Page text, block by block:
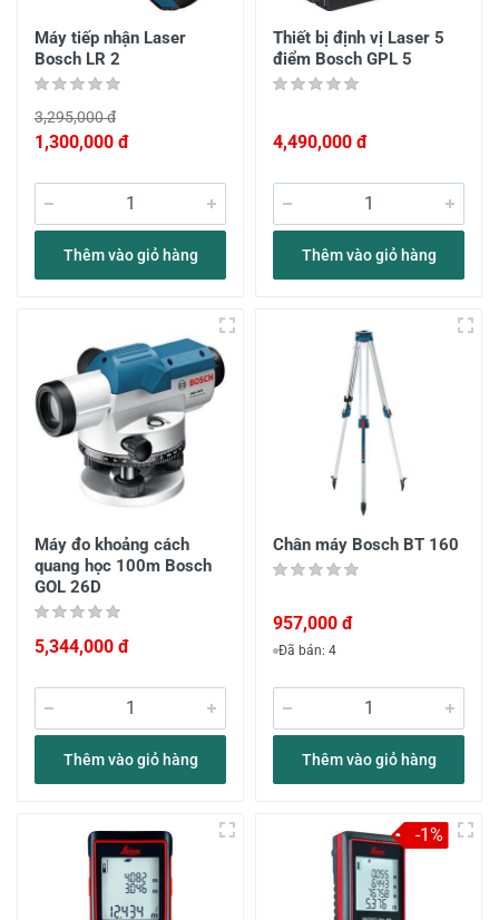
Máy tiếp nhận Laser
Bosch LR 2
3,295,000 đ
1,300,000 đ
Thêm vào giỏ hàng
Thiết bị định vị Laser 5
điểm Bosch GPL 5
4,490,000 đ
Thêm vào giỏ hàng
Máy đo khoảng cách
quang học 100m Bosch
GOL 26D
5,344,000 đ
Thêm vào giỏ hàng
Chân máy Bosch BT 160
957,000 đ
Đã bán: 4
Thêm vào giỏ hàng
-1%